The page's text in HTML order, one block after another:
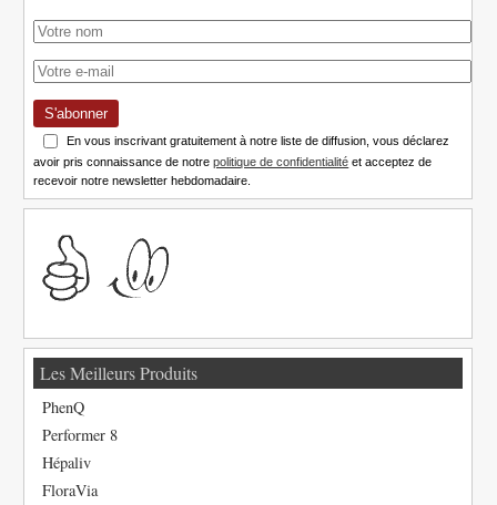
S'abonner
En vous inscrivant gratuitement à notre liste de diffusion, vous déclarez
avoir pris connaissance de notrepolitique de confidentialité et acceptez de
recevoir notre newsletter hebdomadaire.
Les Meilleurs Produits
PhenQ
Performer 8
Hépaliv
FloraVia